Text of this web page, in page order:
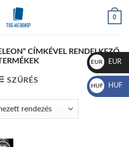
0
CÍMKÉVEL RENDELKEZŐ
SZŰRÉS
EUR
€
EUR
HUF
Ft
HUF